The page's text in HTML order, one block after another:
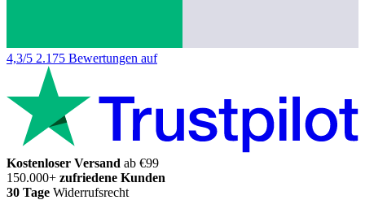
4,3/5 2.175 Bewertungen auf
Kostenloser Versand ab €99
150.000+ zufriedene Kunden
30 Tage Widerrufsrecht